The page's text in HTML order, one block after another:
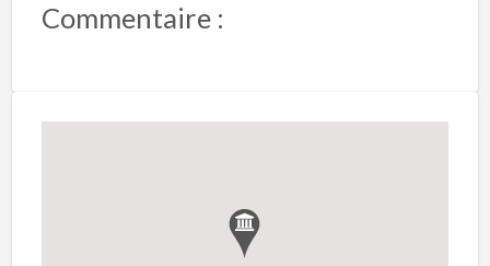
Commentaire :